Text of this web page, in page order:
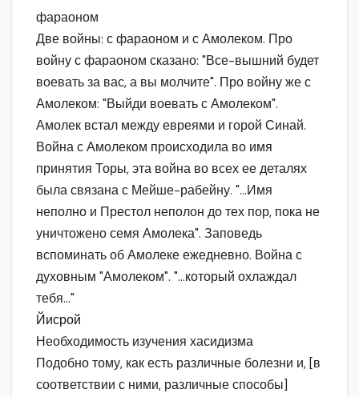
фараоном
Две войны: с фараоном и с Амолеком. Про
войну с фараоном сказано: "Все-вышний будет
воевать за вас, а вы молчите". Про войну же с
Амолеком: "Выйди воевать с Амолеком".
Амолек встал между евреями и горой Синай.
Война с Амолеком происходила во имя
принятия Торы, эта война во всех ее деталях
была связана с Мейше-рабейну. "…Имя
неполно и Престол неполон до тех пор, пока не
уничтожено семя Амолека". Заповедь
вспоминать об Амолеке ежедневно. Война с
духовным "Амолеком". "…который охлаждал
тебя…"
Йисрой
Необходимость изучения хасидизма
Подобно тому, как есть различные болезни и, [в
соответствии с ними, различные способы]